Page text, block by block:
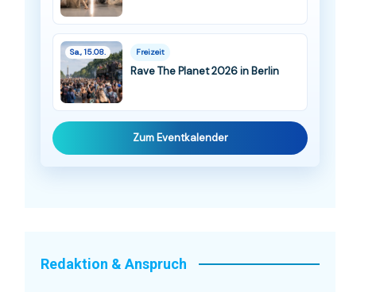
Sa., 15.08. Freizeit
Rave The Planet 2026 in Berlin
Zum Eventkalender
Redaktion & Anspruch